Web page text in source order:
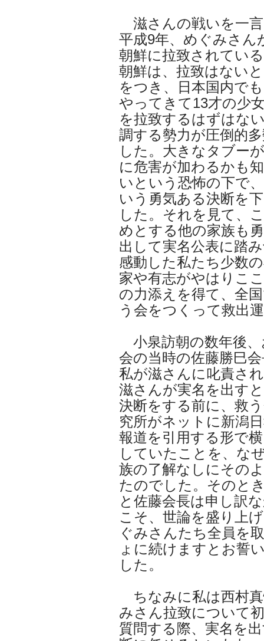
滋さんの戦いを一
平成9年、めぐみさん
朝鮮に拉致されてい
朝鮮は、拉致はない
をつき、日本国内で
やってきて13才の少
を拉致するはずはな
調する勢力が圧倒的
した。大きなタブー
に危害が加わるかも
いという恐怖の下で
いう勇気ある決断を
した。それを見て、
めとする他の家族も
出して実名公表に踏
感動した私たち少数
家や有志がやはりこ
の力添えを得て、全
う会をつくって救出
小泉訪朝の数年後
会の当時の佐藤勝巳
私が滋さんに叱責さ
滋さんが実名を出す
決断をする前に、救
究所がネットに新潟
報道を引用する形で
していたことを、な
族の了解なしにその
たのでした。そのと
と佐藤会長は申し訳
こそ、世論を盛り上
ぐみさんたち全員を
ょに続けますとお誓
した。
ちなみに私は西村
みさん拉致について
質問する際、実名を